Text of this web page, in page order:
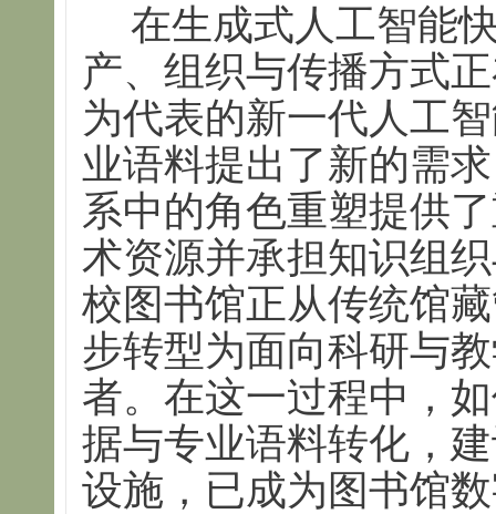
在生成式人工智能
产、组织与传播方式
为代表的新一代人工
业语料提出了新的需
系中的角色重塑提供
术资源并承担知识组
校图书馆正从传统馆
步转型为面向科研与
者。在这一过程中，
据与专业语料转化，
设施，已成为图书馆